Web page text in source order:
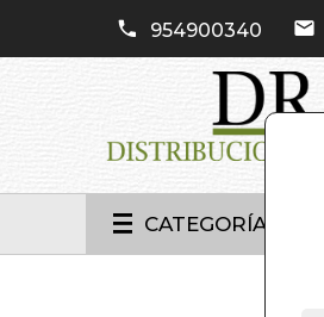
954900340
CATEGORÍAS